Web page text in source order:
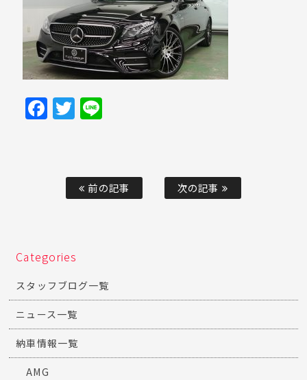
Facebook
Twitter
前の記事 次の記事
Categories
スタッフブログ一覧
ニュース一覧
納車情報一覧
AMG